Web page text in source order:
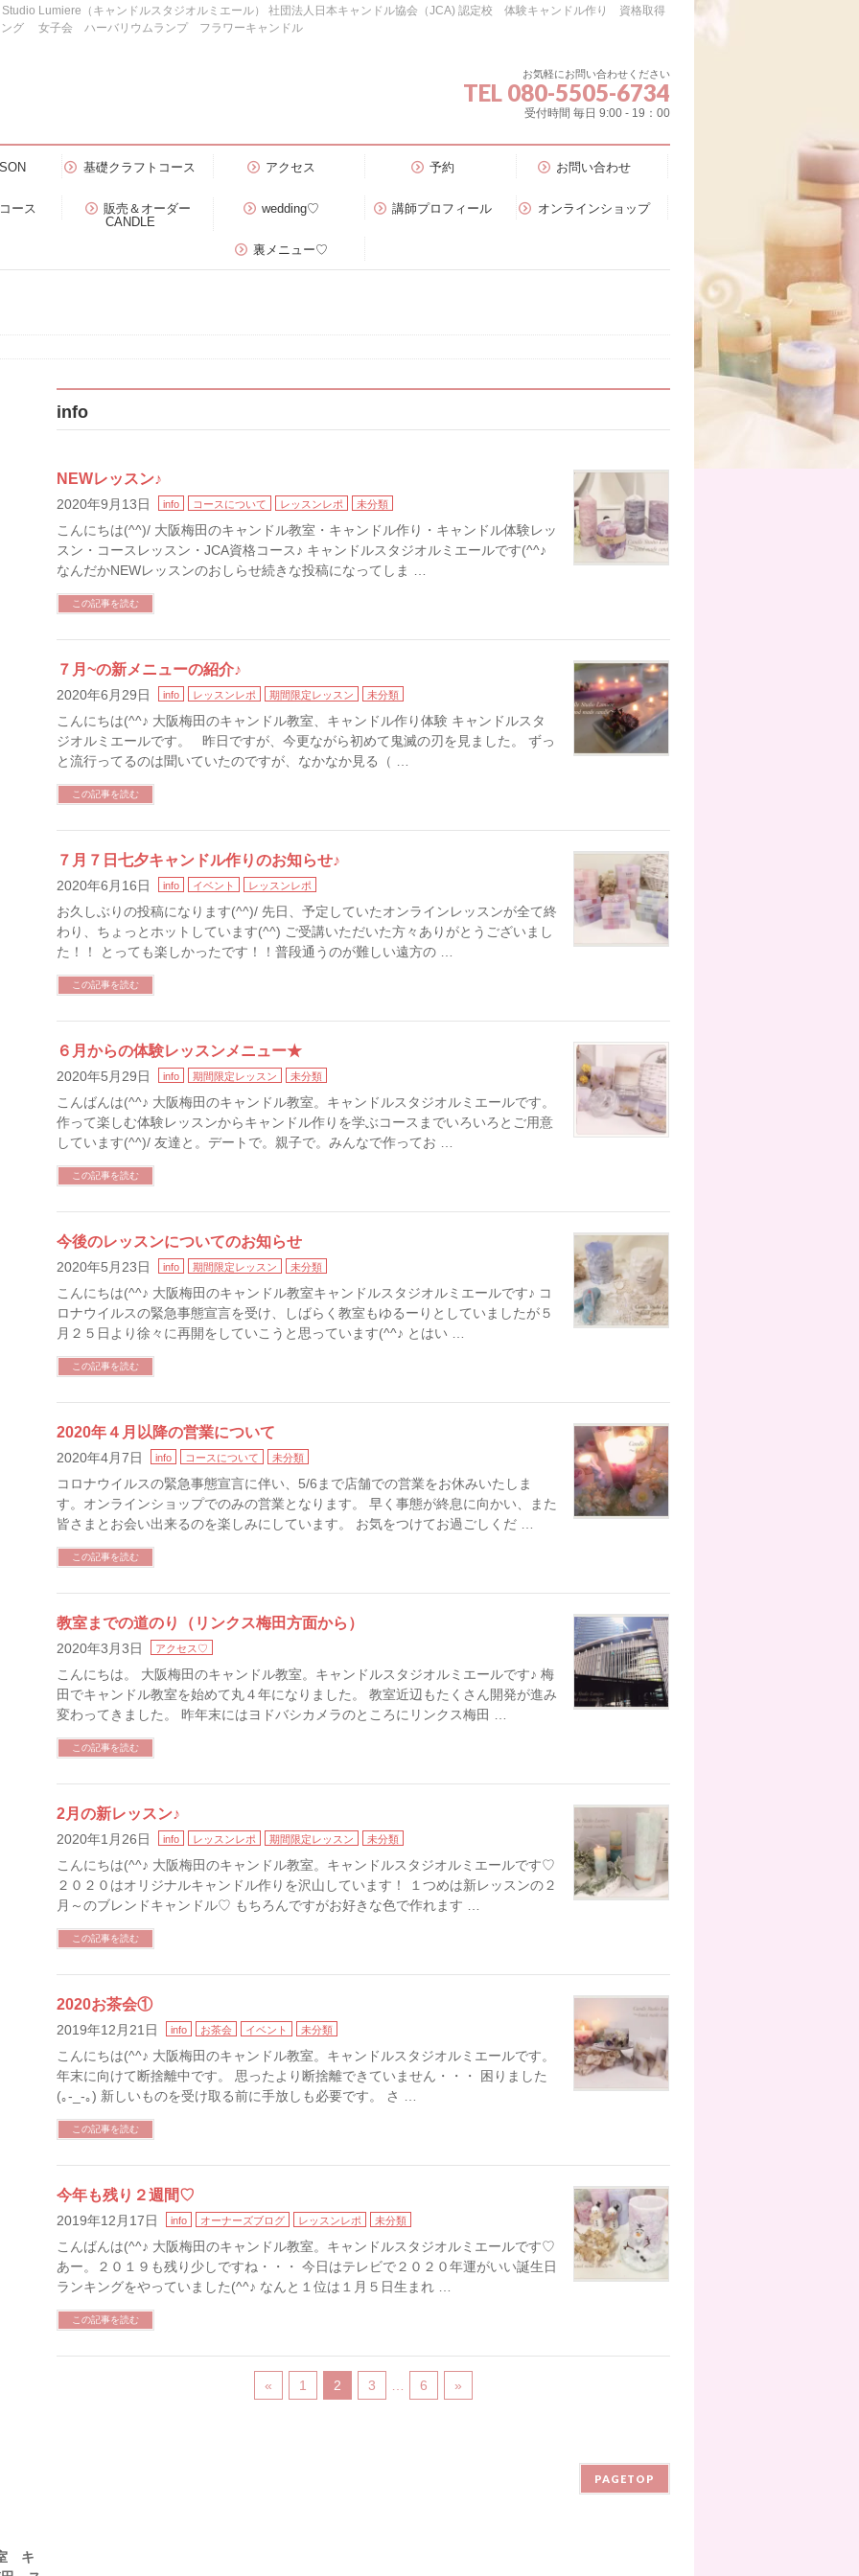
Lumiere（キャンドルスタジオルミエール） 社団法人日本キャンドル協会（JCA) 認定校 体験キャンドル作り 資格取得
グ 女子会 ハーバリウムランプ フラワーキャンドル
お気軽にお問い合わせください
TEL 080-5505-6734
受付時間 毎日 9:00 - 19：00
基礎クラフトコース アクセス 予約 お問い合わせ
ース
販売＆オーダー
CANDLE
wedding♡ 講師プロフィール オンラインショップ
裏メニュー♡
info
NEWレッスン♪
2020年9月13日 info コースについて レッスンレポ 未分類
こんにちは(^^)/ 大阪梅田のキャンドル教室・キャンドル作り・キャンドル体験レッ
スン・コースレッスン・JCA資格コース♪ キャンドルスタジオルミエールです(^^♪
なんだかNEWレッスンのおしらせ続きな投稿になってしま …
この記事を読む
７月~の新メニューの紹介♪
2020年6月29日 info レッスンレポ 期間限定レッスン 未分類
こんにちは(^^♪ 大阪梅田のキャンドル教室、キャンドル作り体験 キャンドルスタ
ジオルミエールです。 昨日ですが、今更ながら初めて鬼滅の刃を見ました。 ずっ
と流行ってるのは聞いていたのですが、なかなか見る（ …
この記事を読む
７月７日七夕キャンドル作りのお知らせ♪
2020年6月16日 info イベント レッスンレポ
お久しぶりの投稿になります(^^)/ 先日、予定していたオンラインレッスンが全て終
わり、ちょっとホットしています(^^) ご受講いただいた方々ありがとうございまし
た！！ とっても楽しかったです！！普段通うのが難しい遠方の …
この記事を読む
６月からの体験レッスンメニュー★
2020年5月29日 info 期間限定レッスン 未分類
こんばんは(^^♪ 大阪梅田のキャンドル教室。キャンドルスタジオルミエールです。
作って楽しむ体験レッスンからキャンドル作りを学ぶコースまでいろいろとご用意
しています(^^)/ 友達と。デートで。親子で。みんなで作ってお …
この記事を読む
今後のレッスンについてのお知らせ
2020年5月23日 info 期間限定レッスン 未分類
こんにちは(^^♪ 大阪梅田のキャンドル教室キャンドルスタジオルミエールです♪ コ
ロナウイルスの緊急事態宣言を受け、しばらく教室もゆるーりとしていましたが５
月２５日より徐々に再開をしていこうと思っています(^^♪ とはい …
この記事を読む
2020年４月以降の営業について
2020年4月7日 info コースについて 未分類
コロナウイルスの緊急事態宣言に伴い、5/6まで店舗での営業をお休みいたしま
す。オンラインショップでのみの営業となります。 早く事態が終息に向かい、また
皆さまとお会い出来るのを楽しみにしています。 お気をつけてお過ごしくだ …
この記事を読む
教室までの道のり（リンクス梅田方面から）
2020年3月3日 アクセス♡
こんにちは。 大阪梅田のキャンドル教室。キャンドルスタジオルミエールです♪ 梅
田でキャンドル教室を始めて丸４年になりました。 教室近辺もたくさん開発が進み
変わってきました。 昨年末にはヨドバシカメラのところにリンクス梅田 …
この記事を読む
2月の新レッスン♪
2020年1月26日 info レッスンレポ 期間限定レッスン 未分類
こんにちは(^^♪ 大阪梅田のキャンドル教室。キャンドルスタジオルミエールです♡
２０２０はオリジナルキャンドル作りを沢山しています！ １つめは新レッスンの２
月～のブレンドキャンドル♡ もちろんですがお好きな色で作れます …
この記事を読む
2020お茶会①
2019年12月21日 info お茶会 イベント 未分類
こんにちは(^^♪ 大阪梅田のキャンドル教室。キャンドルスタジオルミエールです。
年末に向けて断捨離中です。 思ったより断捨離できていません・・・ 困りました
(｡-_-｡) 新しいものを受け取る前に手放しも必要です。 さ …
この記事を読む
今年も残り２週間♡
2019年12月17日 info オーナーズブログ レッスンレポ 未分類
こんばんは(^^♪ 大阪梅田のキャンドル教室。キャンドルスタジオルミエールです♡
あー。２０１９も残り少しですね・・・ 今日はテレビで２０２０年運がいい誕生日
ランキングをやっていました(^^♪ なんと１位は１月５日生まれ …
この記事を読む
« 1 2 3 6 »
PAGETOP
キ